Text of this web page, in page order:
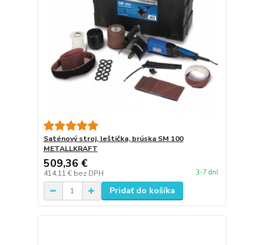
Saténový stroj, leštička, brúska SM 100
METALLKRAFT
509,36 €
414,11 € bez DPH 3-7 dní
Pridať do košíka